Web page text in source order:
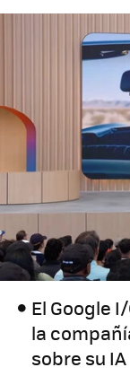
El Google
la
sobre su IA